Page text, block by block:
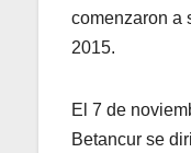
comenzaron a
2015.
El 7 de
Betancur se